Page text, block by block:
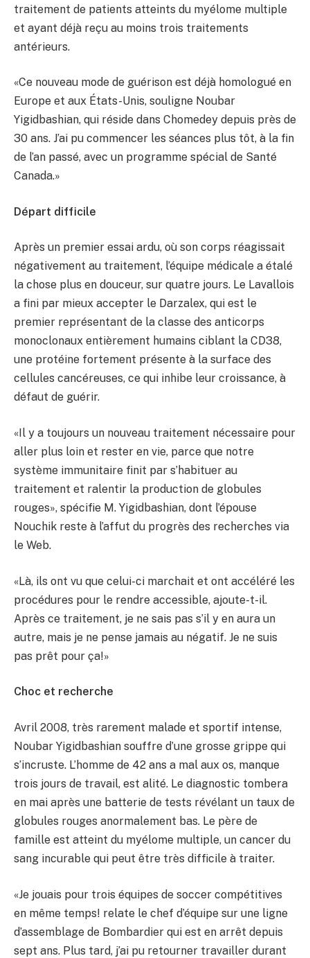
traitement de patients atteints du myélome multiple
et ayant déjà reçu au moins trois traitements
antérieurs.
«Ce nouveau mode de guérison est déjà homologué en
Europe et aux États-Unis, souligne Noubar
Yigidbashian, qui réside dans Chomedey depuis près de
30 ans. J’ai pu commencer les séances plus tôt, à la fin
de l’an passé, avec un programme spécial de Santé
Canada.»
Départ difficile
Après un premier essai ardu, où son corps réagissait
négativement au traitement, l’équipe médicale a étalé
la chose plus en douceur, sur quatre jours. Le Lavallois
a fini par mieux accepter le Darzalex, qui est le
premier représentant de la classe des anticorps
monoclonaux entièrement humains ciblant la CD38,
une protéine fortement présente à la surface des
cellules cancéreuses, ce qui inhibe leur croissance, à
défaut de guérir.
«Il y a toujours un nouveau traitement nécessaire pour
aller plus loin et rester en vie, parce que notre
système immunitaire finit par s’habituer au
traitement et ralentir la production de globules
rouges», spécifie M. Yigidbashian, dont l’épouse
Nouchik reste à l’affut du progrès des recherches via
le Web.
«Là, ils ont vu que celui-ci marchait et ont accéléré les
procédures pour le rendre accessible, ajoute-t-il.
Après ce traitement, je ne sais pas s’il y en aura un
autre, mais je ne pense jamais au négatif. Je ne suis
pas prêt pour ça!»
Choc et recherche
Avril 2008, très rarement malade et sportif intense,
Noubar Yigidbashian souffre d’une grosse grippe qui
s’incruste. L’homme de 42 ans a mal aux os, manque
trois jours de travail, est alité. Le diagnostic tombera
en mai après une batterie de tests révélant un taux de
globules rouges anormalement bas. Le père de
famille est atteint du myélome multiple, un cancer du
sang incurable qui peut être très difficile à traiter.
«Je jouais pour trois équipes de soccer compétitives
en même temps! relate le chef d’équipe sur une ligne
d’assemblage de Bombardier qui est en arrêt depuis
sept ans. Plus tard, j’ai pu retourner travailler durant